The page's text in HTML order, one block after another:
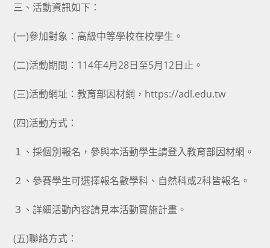
三、活動資訊如下：
(一)參加對象：高級中等學校在校學生。
(二)活動期間：114年4月28日至5月12日止。
(三)活動網址：教育部因材網，https://adl.edu.tw
(四)活動方式：
１、採個別報名，參與本活動學生請登入教育部因材網。
２、參賽學生可選擇報名數學科、自然科或2科皆報名。
３、詳細活動內容請見本活動實施計畫。
(五)聯絡方式：